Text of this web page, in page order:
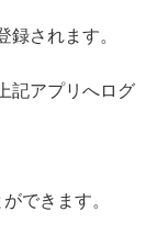
録されます。
記アプリへログ
できます。